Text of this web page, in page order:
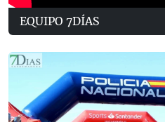
EQUIPO 7DÍAS